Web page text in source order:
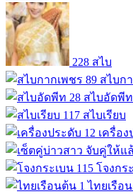
228 สไบ
89 สไบก
28 สไบอัดพีท
117 สไบเรียบ
12 เครื่อ
115 โจงกร
1 ไทยเรือ